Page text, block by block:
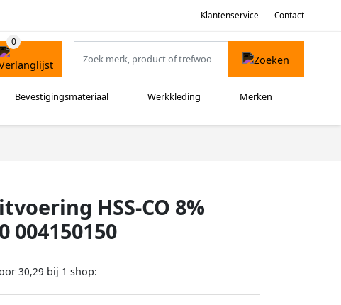
Klantenservice Contact
Bevestigingsmateriaal Werkkleding Merken
HSS-CO 8%
004150150
30,29 bij 1 shop: